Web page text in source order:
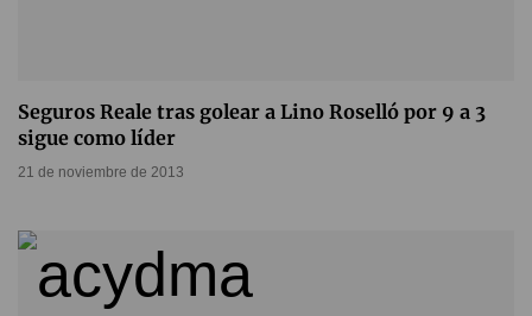
Seguros Reale tras golear a Lino Roselló por 9 a 3
sigue como líder
21 de noviembre de 2013